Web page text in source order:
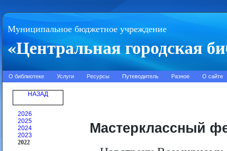
Муниципальное бюджетное учреждение
«Центральная городская
О библиотеке Услуги Ресурсы Путеводитель Разное О сайте
НАЗАД
2026
2025
2024
2023
2022
Мастерклассный